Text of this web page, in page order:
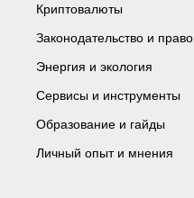
Криптовалюты
Законодательство и право
Энергия и экология
Сервисы и инструменты
Образование и гайды
Личный опыт и мнения